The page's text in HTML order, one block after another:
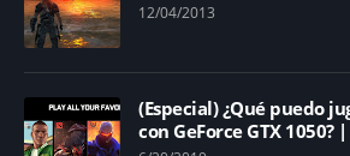
12/04/2013
(Especial) ¿Qué puedo
con GeForce GTX 1050?